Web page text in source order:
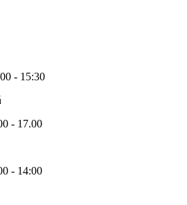
- 15:30
- 17.00
- 14:00